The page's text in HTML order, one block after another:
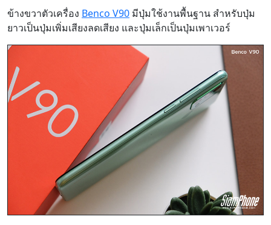
ข้างขวาตัวเครื่อง Benco V90 มีปุ่มใช้งานพื้นฐาน สำหรับปุ่ม
ยาวเป็นปุ่มเพิ่มเสียงลดเสียง และปุ่มเล็กเป็นปุ่มเพาเวอร์